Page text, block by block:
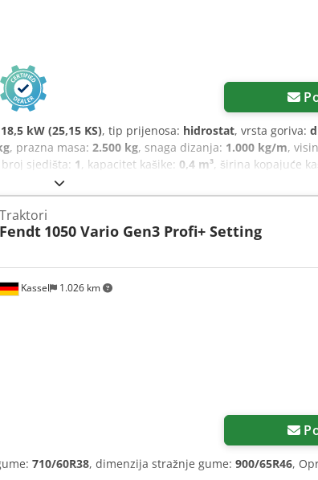
18,5 kW (25,15 KS), tip prijenosa: hidrostat, vrsta goriva:
, prazna masa: 2.500 kg, snaga dizanja: 1.000 kg/m,
broj sjedišta: 1, kapacitet kašike: 0,4 m³, širina kopajuće
dodatna svjetla, hidraulika, kabina, kvačilo
za glavu,
Kassel 1.026 km
Traktori
Fendt 1050 Vario Gen3 Profi+ Setting
710/60R38, dimenzija stražnje gume: 900/65R46,